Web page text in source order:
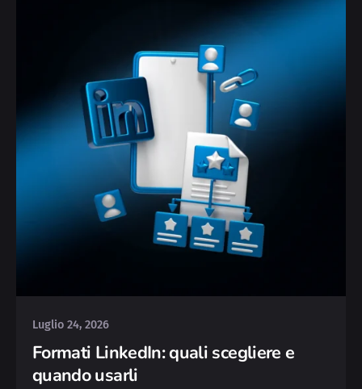
Luglio 24, 2026
Formati LinkedIn: quali scegliere e
quando usarli